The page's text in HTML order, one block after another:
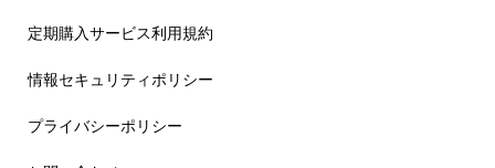
定期購入サービス利用規約
情報セキュリティポリシー
プライバシーポリシー